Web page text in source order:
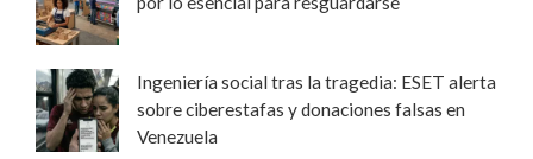
Ingeniería social tras la tragedia: ESET alerta
sobre ciberestafas y donaciones falsas en
Venezuela